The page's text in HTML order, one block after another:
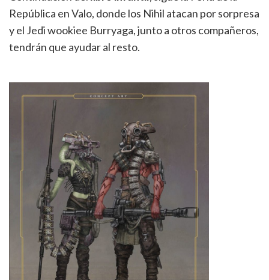
República en Valo, donde los Nihil atacan por sorpresa
y el Jedi wookiee Burryaga, junto a otros compañeros,
tendrán que ayudar al resto.